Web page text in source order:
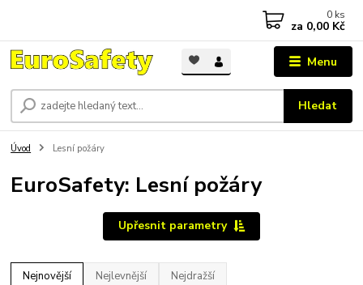
Menu
Hledat
0 ks
za 0,00 Kč
Úvod Lesní požáry
EuroSafety: Lesní požáry
Upřesnit parametry
Nejnovější Nejlevnější Nejdražší